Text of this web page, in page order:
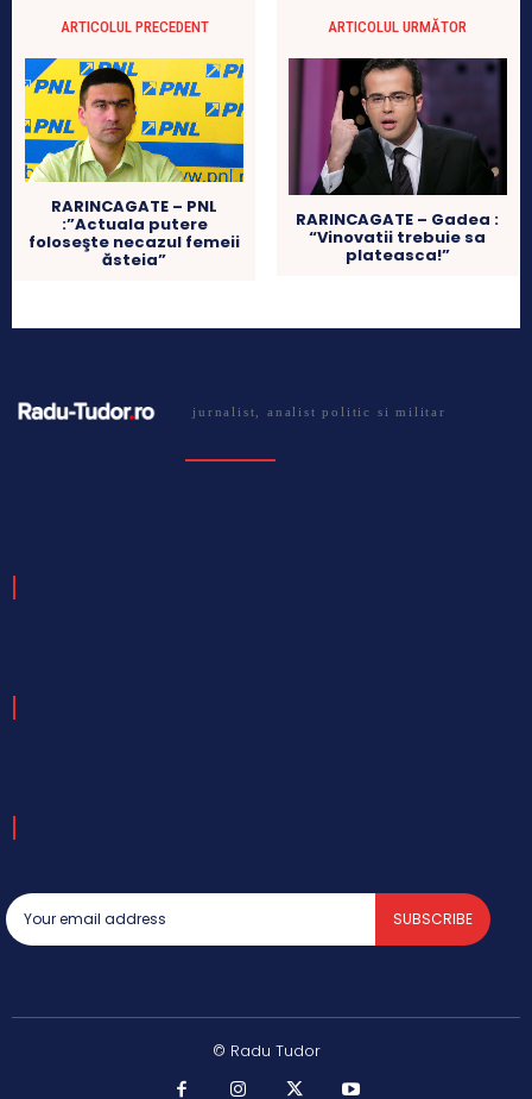
ARTICOLUL PRECEDENT
RARINCAGATE – PNL
:”Actuala putere
foloseşte necazul femeii
ăsteia”
ARTICOLUL URMĂTOR
RARINCAGATE – Gadea :
“Vinovatii trebuie sa
plateasca!”
jurnalist, analist politic si militar
SUBSCRIBE
© Radu Tudor